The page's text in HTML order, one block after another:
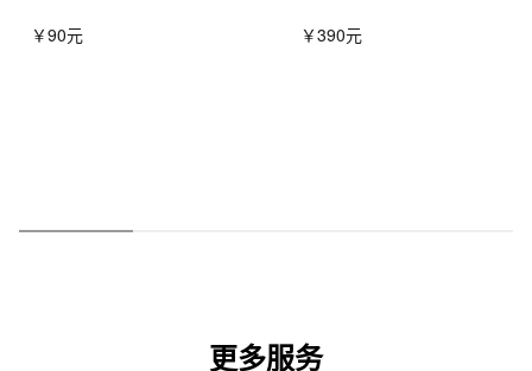
￥90元 ￥390元
更多服务